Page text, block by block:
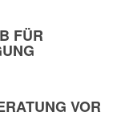
FÜR
VOR